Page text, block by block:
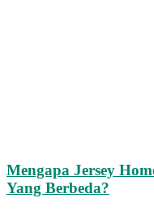
Mengapa Jersey
Yang Berbeda?